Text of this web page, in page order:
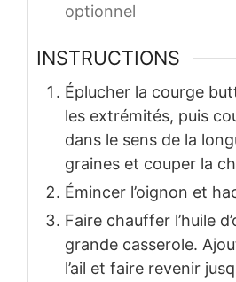
optionnel
INSTRUCTIONS
Éplucher la courge
les extrémités, puis
dans le sens de la
graines et couper la
Émincer l’oignon et
Faire chauffer l’huile
grande casserole.
l’ail et faire revenir